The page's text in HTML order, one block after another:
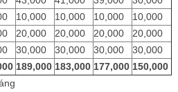
10,000 10,000 10,000
10,000
20,000 20,000 20,000
20,000
30,000 30,000 30,000
30,000
189,000 183,000 177,000 150,000